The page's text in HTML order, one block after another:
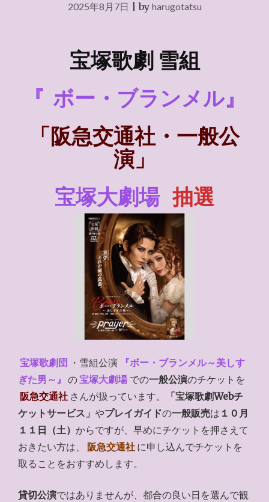
2025年8月7日 |by harugotatsu
宝塚歌劇 雪組
『 ボー・ブランメル』
「阪急交通社・一般公
演」
宝塚大劇場 抽選
宝塚歌劇団 ・雪組公演
『ボー・ブランメル～美しす
ぎた男～』
の宝塚大劇場 での一般公演のチケットを
阪急交通社 さんが扱っています。
「宝塚歌劇Webチ
ケットサービス」 やプレイガイドの一般販売は １０月
１１日（土） からですが、早めにチケットを押さえて
おきたい方は、
阪急交通社 に申し込んでチケットを
取ることをおすすめします。
貸切公演ではありませんが、都合の良い日を選んで観